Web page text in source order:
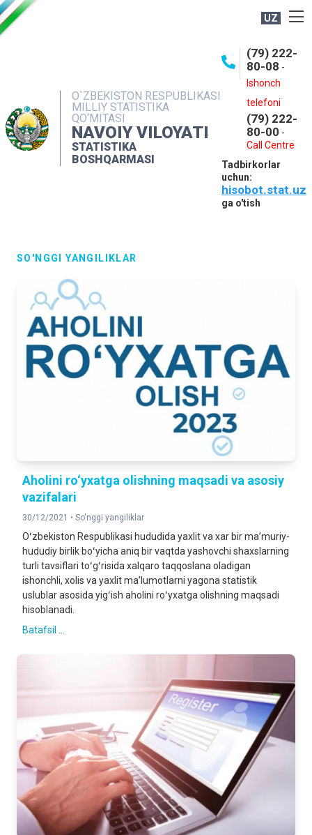
UZ
O`ZBEKISTON RESPUBLIKASI
MILLIY STATISTIKA
QO‘MITASI
NAVOIY VILOYATI
STATISTIKA
BOSHQARMASI
(79) 222-
80-08 -
Ishonch
telefoni
(79) 222-
80-00 -
Call Centre
Tadbirkorlar
uchun:
hisobot.stat.uz
ga o'tish
OCHIQ MA'LUMOTLAR
INTERAKTIV XIZMATLAR
MUROJAATLAR
SO'NGGI YANGILIKLAR
Аholini ro‘yxatga olishning maqsadi va asosiy
vazifalari
30/12/2021 • So'nggi yangiliklar
Oʻzbekiston Respublikasi hududida yaxlit va xar bir maʼmuriy-
hududiy birlik boʻyicha aniq bir vaqtda yashovchi shaxslarning
turli tavsiflari toʻgʻrisida xalqaro taqqoslana oladigan
ishonchli, xolis va yaxlit maʼlumotlarni yagona statistik
uslublar asosida yigʻish aholini roʻyxatga olishning maqsadi
hisoblanadi.
Batafsil ...